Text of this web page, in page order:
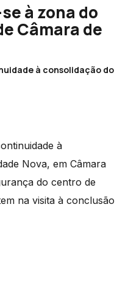
à zona do
Câmara de
à consolidação do
à
Nova, em Câmara
do centro de
na visita à conclusão